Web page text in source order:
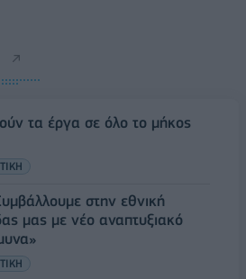
τα έργα σε όλο το μήκος
στην εθνική
μας με νέο αναπτυξιακό